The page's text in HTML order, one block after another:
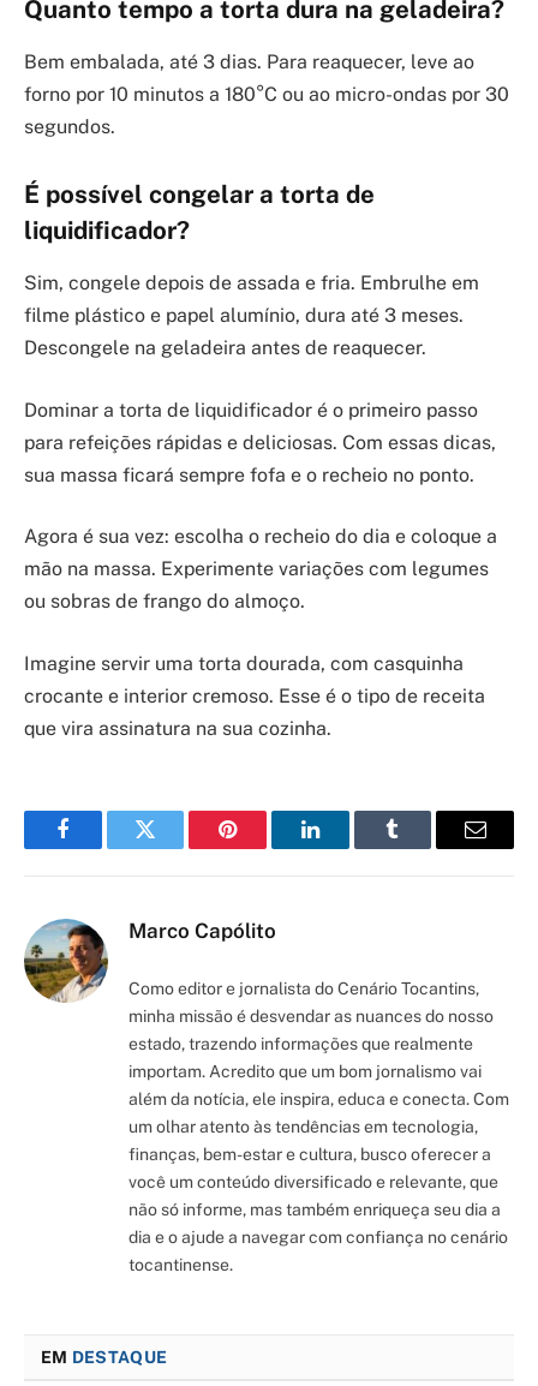
Quanto tempo a torta dura na geladeira?
Bem embalada, até 3 dias. Para reaquecer, leve ao
forno por 10 minutos a 180°C ou ao micro-ondas por 30
segundos.
É possível congelar a torta de
liquidificador?
Sim, congele depois de assada e fria. Embrulhe em
filme plástico e papel alumínio, dura até 3 meses.
Descongele na geladeira antes de reaquecer.
Dominar a torta de liquidificador é o primeiro passo
para refeições rápidas e deliciosas. Com essas dicas,
sua massa ficará sempre fofa e o recheio no ponto.
Agora é sua vez: escolha o recheio do dia e coloque a
mão na massa. Experimente variações com legumes
ou sobras de frango do almoço.
Imagine servir uma torta dourada, com casquinha
crocante e interior cremoso. Esse é o tipo de receita
que vira assinatura na sua cozinha.
FacebookTwitter Pinterest LinkedInTumblr Email
Marco Capólito
Como editor e jornalista do Cenário Tocantins,
minha missão é desvendar as nuances do nosso
estado, trazendo informações que realmente
importam. Acredito que um bom jornalismo vai
além da notícia, ele inspira, educa e conecta. Com
um olhar atento às tendências em tecnologia,
finanças, bem-estar e cultura, busco oferecer a
você um conteúdo diversificado e relevante, que
não só informe, mas também enriqueça seu dia a
dia e o ajude a navegar com confiança no cenário
tocantinense.
EM DESTAQUE